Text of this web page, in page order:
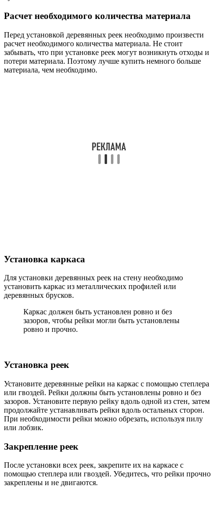
Расчет необходимого количества материала
Перед установкой деревянных реек необходимо произвести
расчет необходимого количества материала. Не стоит
забывать, что при установке реек могут возникнуть отходы и
потери материала. Поэтому лучше купить немного больше
материала, чем необходимо.
Установка каркаса
Для установки деревянных реек на стену необходимо
установить каркас из металлических профилей или
деревянных брусков.
Каркас должен быть установлен ровно и без
зазоров, чтобы рейки могли быть установлены
ровно и прочно.
Установка реек
Установите деревянные рейки на каркас с помощью степлера
или гвоздей. Рейки должны быть установлены ровно и без
зазоров. Установите первую рейку вдоль одной из стен, затем
продолжайте устанавливать рейки вдоль остальных сторон.
При необходимости рейки можно обрезать, используя пилу
или лобзик.
Закрепление реек
После установки всех реек, закрепите их на каркасе с
помощью степлера или гвоздей. Убедитесь, что рейки прочно
закреплены и не двигаются.